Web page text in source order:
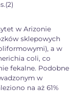
w Arizonie
sklepowych
a w
coli, co
fekalne. Podobne
w
na aż 61%